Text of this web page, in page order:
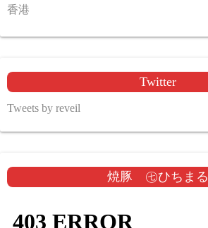
香港
Twitter
Tweets by reveil
焼豚 ㊆ひちまる